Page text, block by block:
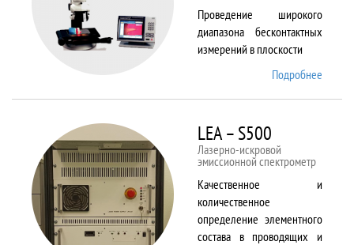
Проведение широкого
диапазона бесконтактных
измерений в плоскости
Подробнее
LEA – S500
Лазерно-искровой
эмиссионной спектрометр
Качественное и
количественное
определение элементного
состава в проводящих и